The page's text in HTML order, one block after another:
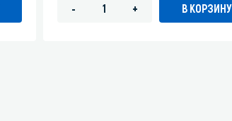
- + В КОРЗИНУ